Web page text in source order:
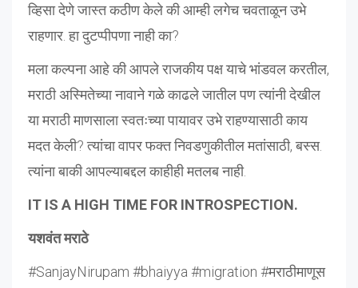
व्हिसा देणे जास्त कठीण केले की आम्ही लगेच चवताळून उभे
राहणार. हा दुटप्पीपणा नाही का?
मला कल्पना आहे की आपले राजकीय पक्ष याचे भांडवल करतील,
मराठी अस्मितेच्या नावाने गळे काढले जातील पण त्यांनी देखील
या मराठी माणसाला स्वतःच्या पायावर उभे राहण्यासाठी काय
मदत केली? त्यांचा वापर फक्त निवडणुकीतील मतांसाठी, बस्स.
त्यांना बाकी आपल्याबद्दल काहीही मतलब नाही.
IT IS A HIGH TIME FOR INTROSPECTION.
यशवंत मराठे
#SanjayNirupam #bhaiyya #migration #मराठीमाणूस